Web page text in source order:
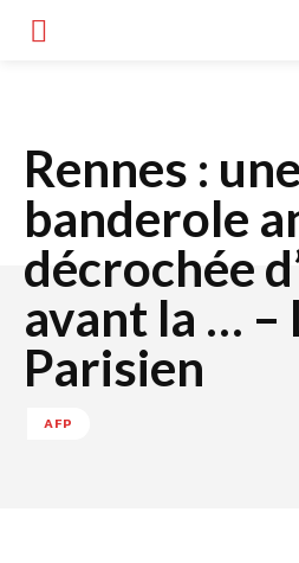
Rennes : une
banderole
décrochée
avant la … –
Parisien
AFP